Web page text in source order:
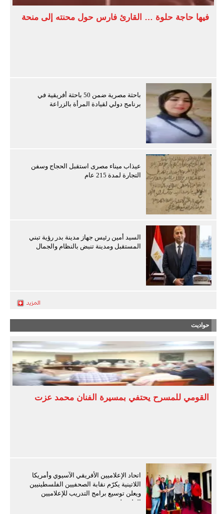
فيها حاجة حلوة … القارئ فارس حول محنته إلى منحة
باحثة مصرية ضمن 50 باحثة أفريقية في
برنامج دولي لقيادة المرأة بالزراعة
عيذاب ميناء مصرى استقبل الحجاج وسفن
التجارة لمدة 215 عام
السيد أمين رئيس جهاز مدينة بدر رؤية تبني
المستقبل ومدينة تنبض بالنظام والجمال
حواديت
القومي للمسرح يحتفي بمسيرة الفنان محمد عزت
اتحاد الإعلاميين الأفريقي الآسيوي وأمريكا
اللاتينية يكرّم نقابة الصحفيين الفلسطينيين
ويعلن توسيع برامج التدريب للإعلاميين
الفلسطينيين